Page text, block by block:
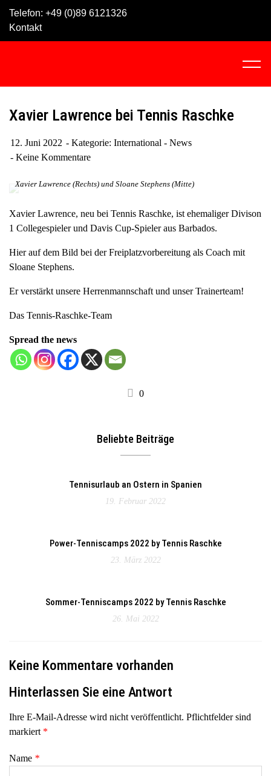
Telefon: +49 (0)89 6121326
Kontakt
C
w
Xavier Lawrence bei Tennis Raschke
12. Juni 2022 Kategorie: International - News
Keine Kommentare
Xavier Lawrence (Rechts) und Sloane Stephens (Mitte)
Xavier Lawrence, neu bei Tennis Raschke, ist ehemaliger Divison
1 Collegespieler und Davis Cup-Spieler aus Barbados.
Hier auf dem Bild bei der Freiplatzvorbereitung als Coach mit
Sloane Stephens.
Er verstärkt unsere Herrenmannschaft und unser Trainerteam!
Das Tennis-Raschke-Team
Spread the news
0
Beliebte Beiträge
Tennisurlaub an Ostern in Spanien
19. Februar 2022
Power-Tenniscamps 2022 by Tennis Raschke
23. März 2022
Sommer-Tenniscamps 2022 by Tennis Raschke
26. Mai 2022
Keine Kommentare vorhanden
Hinterlassen Sie eine Antwort
Ihre E-Mail-Adresse wird nicht veröffentlicht. Pflichtfelder sind
markiert *
Name *